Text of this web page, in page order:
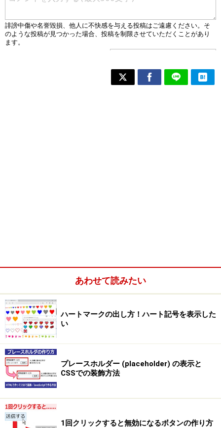
あわせて読みたい
ハートマークの出し方！ハート記号を表示した
い
プレースホルダー (placeholder) の表示と
CSSでの装飾方法
1回クリックすると無効になるボタンの作り方